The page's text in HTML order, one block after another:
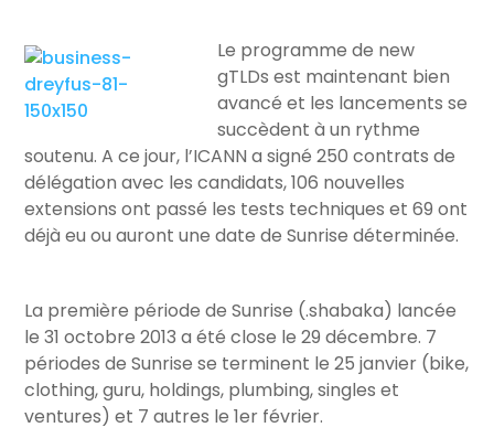
Le programme de new
gTLDs est maintenant bien
avancé et les lancements se
succèdent à un rythme
soutenu. A ce jour, l’ICANN a signé 250 contrats de
délégation avec les candidats, 106 nouvelles
extensions ont passé les tests techniques et 69 ont
déjà eu ou auront une date de Sunrise déterminée.
La première période de Sunrise (.shabaka) lancée
le 31 octobre 2013 a été close le 29 décembre. 7
périodes de Sunrise se terminent le 25 janvier (bike,
clothing, guru, holdings, plumbing, singles et
ventures) et 7 autres le 1er février.